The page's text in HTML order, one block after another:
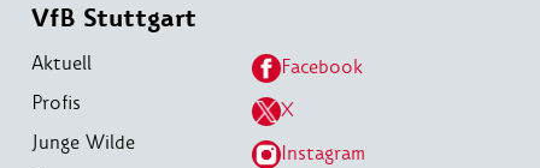
VfB Stuttgart
Aktuell
Profis
Junge Wilde
Facebook
X
Instagram